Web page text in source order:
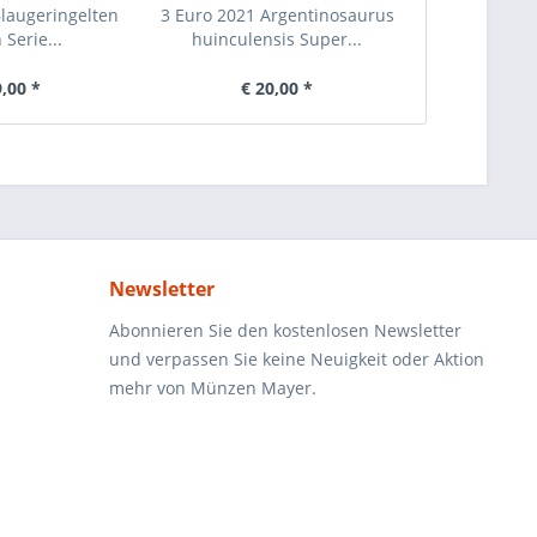
Serie...
*
3 Euro 2021 Argentinosaurus
huinculensis Super...
€ 20,00 *
Newsletter
Abonnieren Sie den kostenlosen Newsletter
und verpassen Sie keine Neuigkeit oder Aktion
mehr von Münzen Mayer.